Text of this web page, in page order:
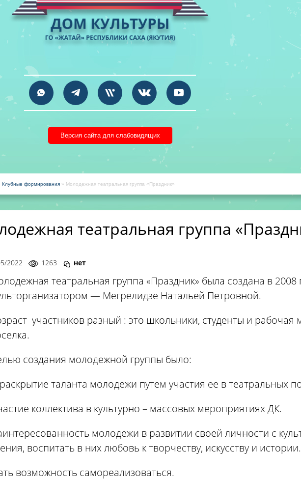
Версия сайта для слабовидящих
Клубные формирования » Молодежная театральная группа «Праздник»
театральная группа
2022 1263 нет
театральная группа «Праздник» была создана в 2008
— Мегрелидзе Натальей Петровной.
участников разный : это школьники, студенты и рабочая
создания молодежной группы было:
раскрытие таланта молодежи путем участия ее в театральных
коллектива в культурно – массовых мероприятиях ДК.
молодежи в развитии своей личности с
воспитать в них любовь к творчеству, искусству и истории.
возможность самореализоваться.